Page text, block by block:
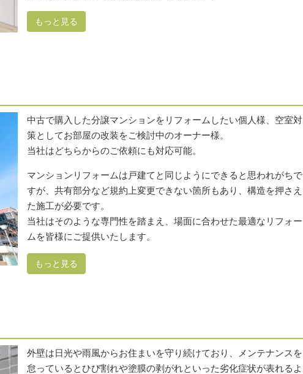
もっと見る
中古で購入した分譲マンションをリフォームしたい個人様、空室対
策としてお部屋の改装をご検討中のオーナー様。
当社はどちらからのご依頼にも対応可能。
マンションリフォームは戸建てと同じようにできると思われがちで
すが、共有部分など規約上変更できない箇所もあり、構造を押さえ
た施工が必要です。
当社はそのような専門性を踏まえ、場面に合わせた最適なリフォー
ムを皆様にご提供いたします。
もっと見る
外壁は日光や雨風からお住まいを守り続けており、メンテナンスを
怠っているとひび割れや塗膜の剥がれといった劣化症状が表れるよ